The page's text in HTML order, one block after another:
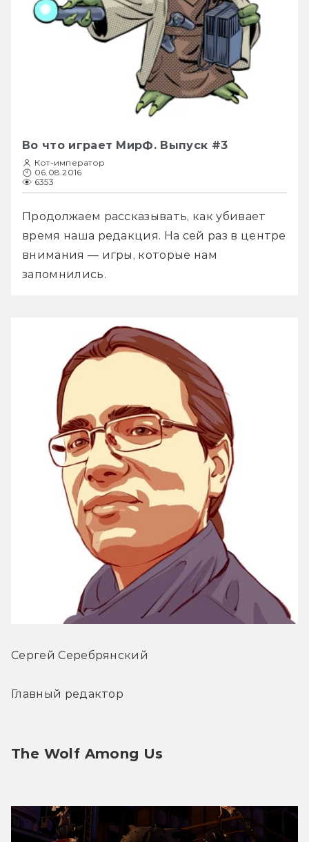
Во что играет МирФ. Выпуск #3
Кот-император
06.08.2016
6353
Продолжаем рассказывать, как убивает
время наша редакция. На сей раз в центре
внимания — игры, которые нам
запомнились.
Сергей Серебрянский
Главный редактор
The Wolf Among Us